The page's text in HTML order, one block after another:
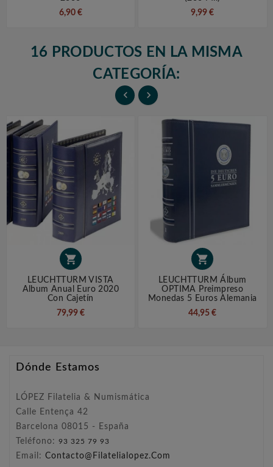
6,90 €
9,99 €
16 PRODUCTOS EN LA MISMA
CATEGORÍA:
 

LEUCHTTURM VISTA
Album Anual Euro 2020
Con Cajetín
79,99 €

LEUCHTTURM Álbum
OPTIMA Preimpreso
Monedas 5 Euros Alemania
44,95 €
Dónde Estamos
LÓPEZ Filatelia & Numismática
Calle Entença 42
Barcelona 08015 - España
Teléfono: 93 325 79 93
Email: Contacto@filatelialopez.com